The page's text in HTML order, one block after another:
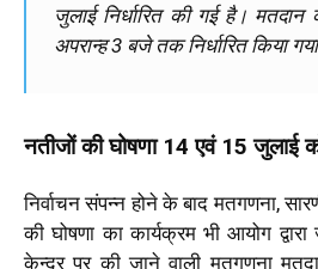
जुलाई निर्धारित की गई है।
अपरान्ह 3 बजे तक निर्धारित किया
नतीजों की घोषणा 14 एवं 15 जुलाई
निर्वाचन संपन्न होने के बाद मतगणना,
की घोषणा का कार्यक्रम भी आयोग
केन्द्र पर की जाने वाली मतगणना